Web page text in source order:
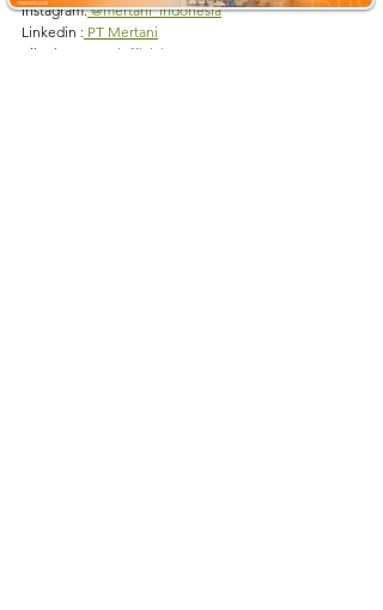
Instagram: @mertani_indonesia
Linkedin : PT Mertani
Tiktok
mertaniofficial